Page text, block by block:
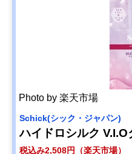
Photo by 楽天市場
‎Schick(シック・ジャパン)
ハイドロシルク
税込み2,508円（楽天市場）